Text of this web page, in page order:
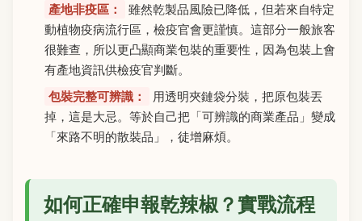
產地非疫區：
雖然乾製品風險已降低，但若來自特定
動植物疫病流行區，檢疫官會更謹慎。這部分一般旅客
很難查，所以更凸顯商業包裝的重要性，因為包裝上會
有產地資訊供檢疫官判斷。
包裝完整可辨識：
用透明夾鏈袋分裝，把原包裝丟
掉，這是大忌。等於自己把「可辨識的商業產品」變成
「來路不明的散裝品」，徒增麻煩。
如何正確申報乾辣椒？實戰流程